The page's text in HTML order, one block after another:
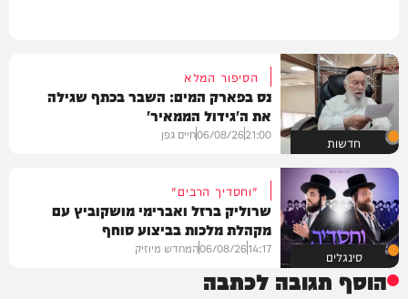
חדשות
הסיפור המלא
נס בפארק המים: השבר בכתף שגילה
את ה'גידול הממאיר'
21:00
06/08/26חיים גפן
סינגלים
"וחסדיך הרבים"
שרוליק ברזל ואברימי מושקוביץ עם
מקהלת מלכות בביצוע סוחף
14:17
06/08/26המחדש מיוזיק
הוסף תגובה לכתבה